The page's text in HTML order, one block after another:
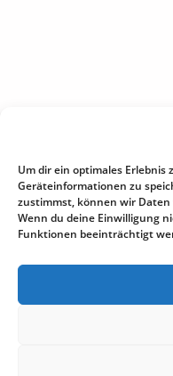
Um dir ein optimales Erlebnis
Geräteinformationen zu
zustimmst, können wir Daten
Wenn du deine Einwilligung
Funktionen beeinträchtigt